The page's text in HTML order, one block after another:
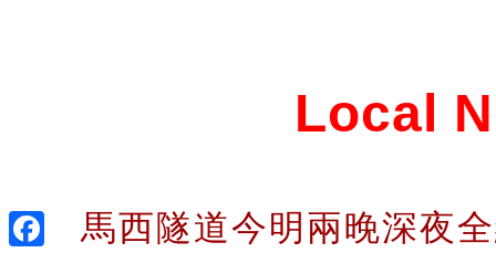
Local
馬西隧道今明兩晚深夜